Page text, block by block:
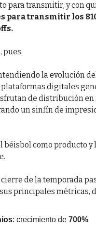
para transmitir, y con
para transmitir los
.
pues.
la evolución
digitales
de distribución
un sinfín de
béisbol como producto
de la temporada
principales métricas,
: crecimiento de 700%